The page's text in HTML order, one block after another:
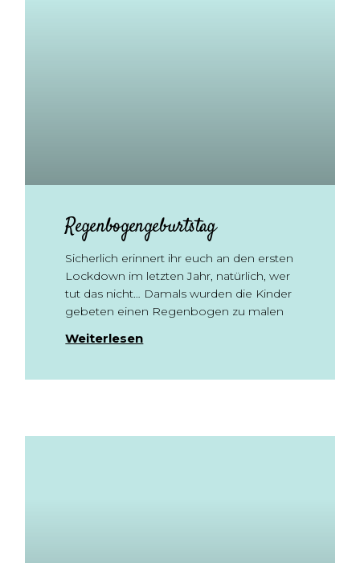
Regenbogengeburtstag
Sicherlich erinnert ihr euch an den ersten
Lockdown im letzten Jahr, natürlich, wer
tut das nicht… Damals wurden die Kinder
gebeten einen Regenbogen zu malen
Weiterlesen